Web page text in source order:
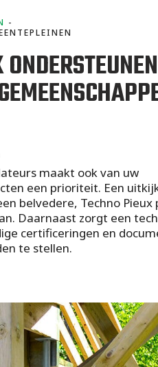
maakt ook van uw
een prioriteit. Een
belvedere, Techno Pieux
Daarnaast zorgt een
certificeringen en
te stellen.